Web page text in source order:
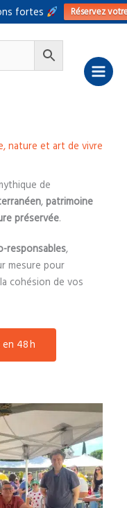
fortes Réservez
nature et art de vivre
de
, patrimoine
préservée.
responsables,
mesure pour
cohésion de vos
48 h